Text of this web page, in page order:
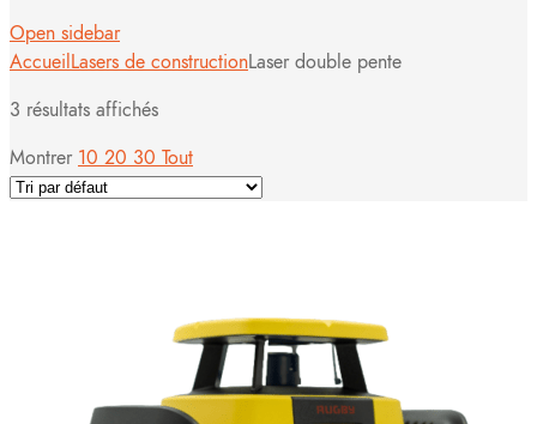
Open sidebar
AccueilLasers de constructionLaser double pente
3 résultats affichés
Montrer 10 20 30 Tout